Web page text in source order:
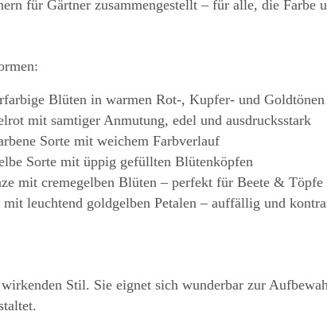
für Gärtner zusammengestellt – für alle, die Farbe
Blüten in warmen Rot-, Kupfer- und Goldtönen
mit samtiger Anmutung, edel und ausdrucksstark
Sorte mit weichem Farbverlauf
Sorte mit üppig gefüllten Blütenköpfen
mit cremegelben Blüten – perfekt für Beete & Töpfe
leuchtend goldgelben Petalen – auffällig und
Stil. Sie eignet sich wunderbar zur